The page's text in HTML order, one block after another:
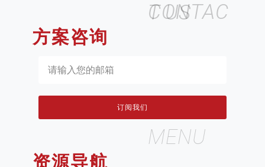
方案咨询
CONTACT US
订阅我们
资源导航
MENU